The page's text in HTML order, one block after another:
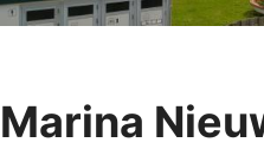
Marina